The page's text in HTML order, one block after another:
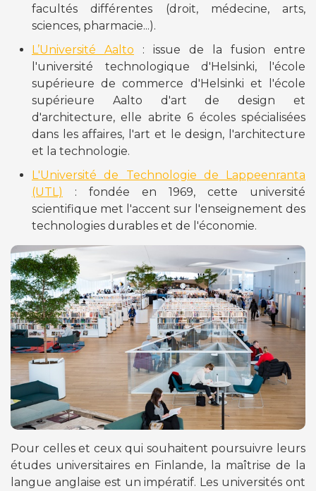
facultés différentes (droit, médecine, arts,
sciences, pharmacie...).
L’Université Aalto : issue de la fusion entre
l'université technologique d'Helsinki, l'école
supérieure de commerce d'Helsinki et l'école
supérieure Aalto d'art de design et
d'architecture, elle abrite 6 écoles spécialisées
dans les affaires, l'art et le design, l'architecture
et la technologie.
L'Université de Technologie de Lappeenranta
(UTL)
: fondée en 1969, cette université
scientifique met l'accent sur l'enseignement des
technologies durables et de l'économie.
Pour celles et ceux qui souhaitent poursuivre leurs
études universitaires en Finlande, la maîtrise de la
langue anglaise est un impératif. Les universités ont